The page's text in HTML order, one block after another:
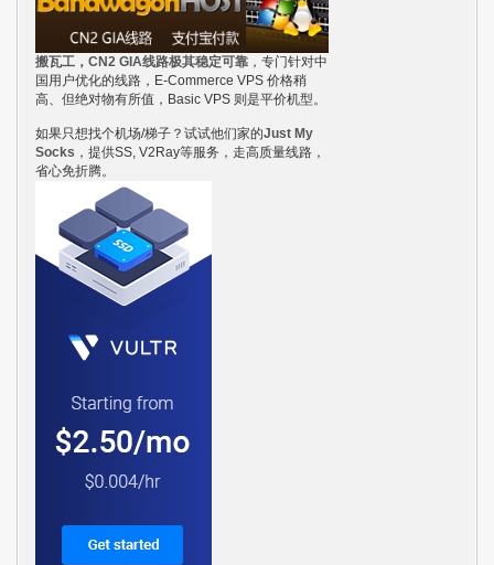
搬瓦工，CN2 GIA线路极其稳定可靠 ，专门针对中
国用户优化的线路，E-Commerce VPS 价格稍
高、但绝对物有所值，Basic VPS 则是平价机型。
如果只想找个机场/梯子？试试他们家的Just My
Socks ，提供SS, V2Ray等服务，走高质量线路，
省心免折腾。